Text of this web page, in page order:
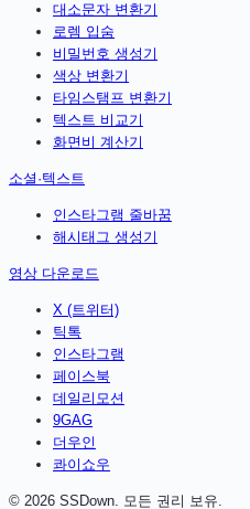
대소문자 변환기
로렘 입숨
비밀번호 생성기
색상 변환기
타임스탬프 변환기
텍스트 비교기
화면비 계산기
소셜·텍스트
인스타그램 줄바꿈
해시태그 생성기
영상 다운로드
X (트위터)
틱톡
인스타그램
페이스북
데일리모션
9GAG
더우인
콰이쇼우
© 2026 SSDown. 모든 권리 보유.